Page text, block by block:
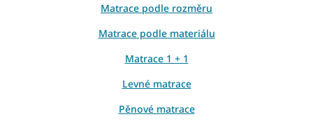
Matrace podle rozměru
Matrace podle materiálu
Matrace 1 + 1
Levné matrace
Pěnové matrace